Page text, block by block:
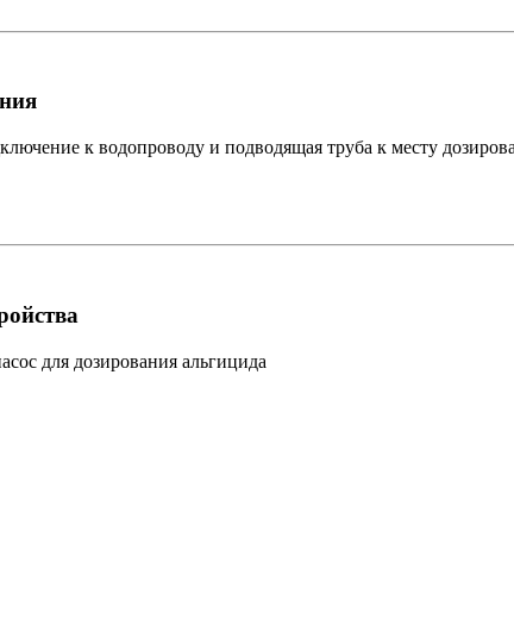
к водопроводу и подводящая труба к месту
для дозирования альгицида